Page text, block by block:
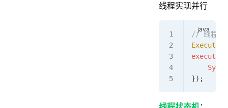
线程实现并行
// 线程池
executor
});